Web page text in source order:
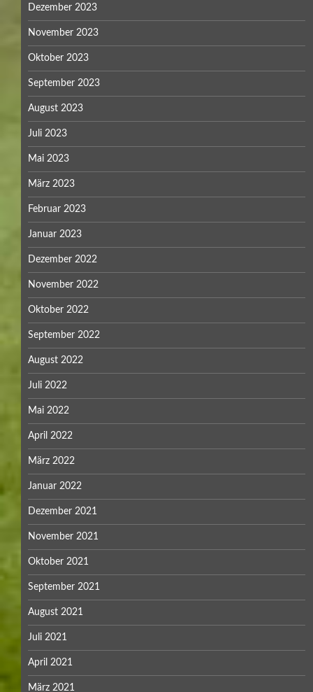
Dezember 2023
November 2023
Oktober 2023
September 2023
August 2023
Juli 2023
Mai 2023
März 2023
Februar 2023
Januar 2023
Dezember 2022
November 2022
Oktober 2022
September 2022
August 2022
Juli 2022
Mai 2022
April 2022
März 2022
Januar 2022
Dezember 2021
November 2021
Oktober 2021
September 2021
August 2021
Juli 2021
April 2021
März 2021